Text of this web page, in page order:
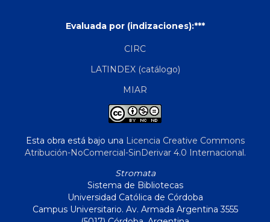
Evaluada por (indizaciones):***
CIRC
LATINDEX (catálogo)
MIAR
Esta obra está bajo una Licencia Creative Commons
Atribución-NoComercial-SinDerivar 4.0 Internacional.
Stromata
Sistema de Bibliotecas
Universidad Católica de Córdoba
Campus Universitario. Av. Armada Argentina 3555